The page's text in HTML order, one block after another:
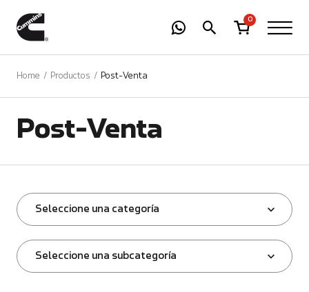
0
Home Productos Post-Venta
Post-Venta
Seleccione una categoría
Seleccione una subcategoría